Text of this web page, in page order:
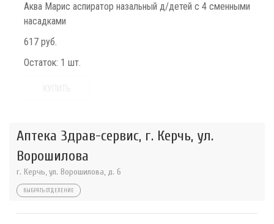
Аква Марис аспиратор назальный д/детей с 4 сменными
насадками
617 руб.
Остаток: 1 шт.
Аптека Здрав-сервис, г. Керчь, ул.
Ворошилова
г. Керчь, ул. Ворошилова, д. 6
ВЫБРАТЬ ОТДЕЛЕНИЕ